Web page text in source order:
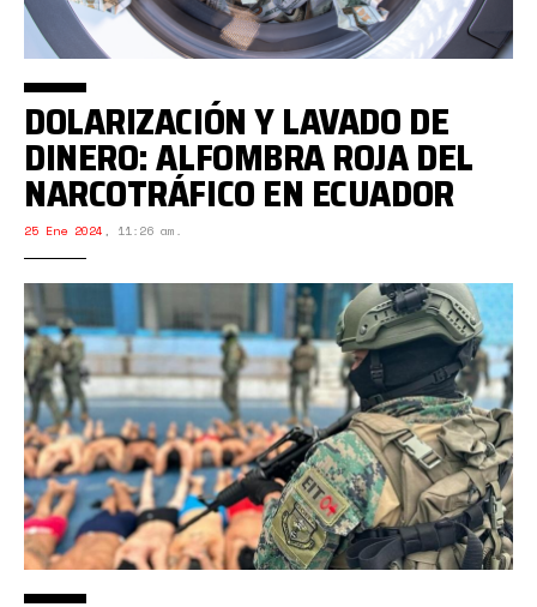
DOLARIZACIÓN Y LAVADO DE
DINERO: ALFOMBRA ROJA DEL
NARCOTRÁFICO EN ECUADOR
25 Ene 2024 , 11:26 am.